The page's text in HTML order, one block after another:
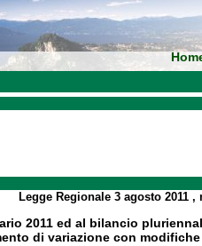
Legge Regionale3 agosto 2011,
2011 ed al bilancio
di variazione con